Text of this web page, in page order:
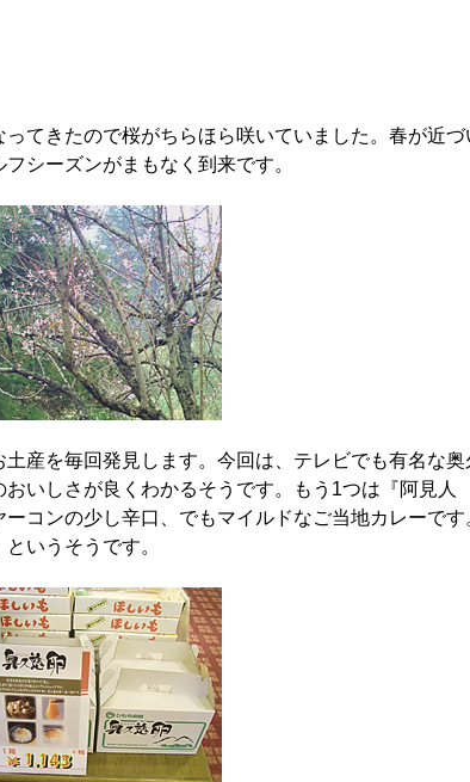
てきたので桜がちらほら咲いていました。春が近づ
シーズンがまもなく到来です。
産を毎回発見します。今回は、テレビでも有名な奥
いしさが良くわかるそうです。もう1つは『阿見人
コンの少し辛口、 でもマイルドなご当地カレーです
いうそうです。